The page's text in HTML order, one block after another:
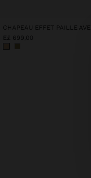
E£ 699,00